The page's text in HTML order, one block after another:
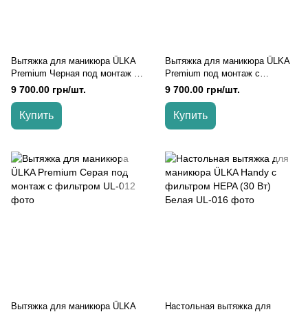
Вытяжка для маникюра ÜLKA
Premium Черная под монтаж с
фильтром
9 700.00 грн/шт.
Купить
Вытяжка для маникюра ÜLKA
Premium под монтаж с
фильтром (Цвет на выбор)
9 700.00 грн/шт.
Купить
Вытяжка для маникюра ÜLKA
Настольная вытяжка для